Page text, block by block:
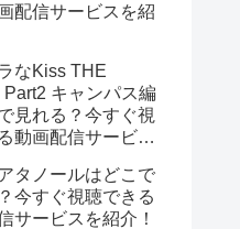
配信サービスを紹
なKiss THE
Part2 キャンパス編
見れる？今すぐ視
動画配信サービス
タノールはどこで
今すぐ視聴できる
サービスを紹介！